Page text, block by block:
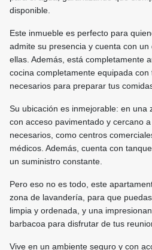
disponible.
Este inmueble es perfecto para
admite su presencia y cuenta con
ellas. Además, está completamente
cocina completamente equipada
necesarios para preparar tus
Su ubicación es inmejorable: en una
con acceso pavimentado y cercano
necesarios, como centros
médicos. Además, cuenta con
un suministro constante.
Pero eso no es todo, este
zona de lavandería, para que
limpia y ordenada, y una
barbacoa para disfrutar de tus
Vive en un ambiente seguro y con